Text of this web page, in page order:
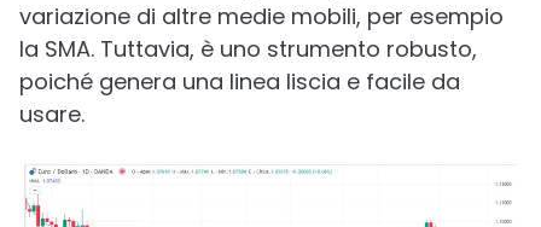
variazione di altre medie mobili, per esempio
la SMA. Tuttavia, è uno strumento robusto,
poiché genera una linea liscia e facile da
usare.